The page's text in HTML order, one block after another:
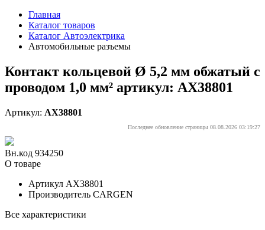
Главная
Каталог товаров
Каталог Автоэлектрика
Автомобильные разъемы
Контакт кольцевой Ø 5,2 мм обжатый с
проводом 1,0 мм² артикул: AX38801
Артикул: AX38801
Последнее обновление страницы 08.08.2026 03:19:27
Вн.код 934250
О товаре
Артикул AX38801
Производитель CARGEN
Все характеристики